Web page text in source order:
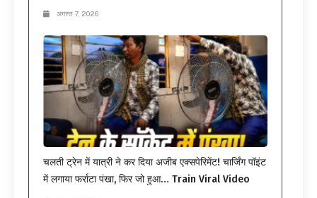
अगस्त 7, 2026
चलती ट्रेन में यात्री ने कर दिया अजीब एक्सपेरिमेंट! चार्जिंग पॉइंट
में लगाया फर्राटा पंखा, फिर जो हुआ… Train Viral Video